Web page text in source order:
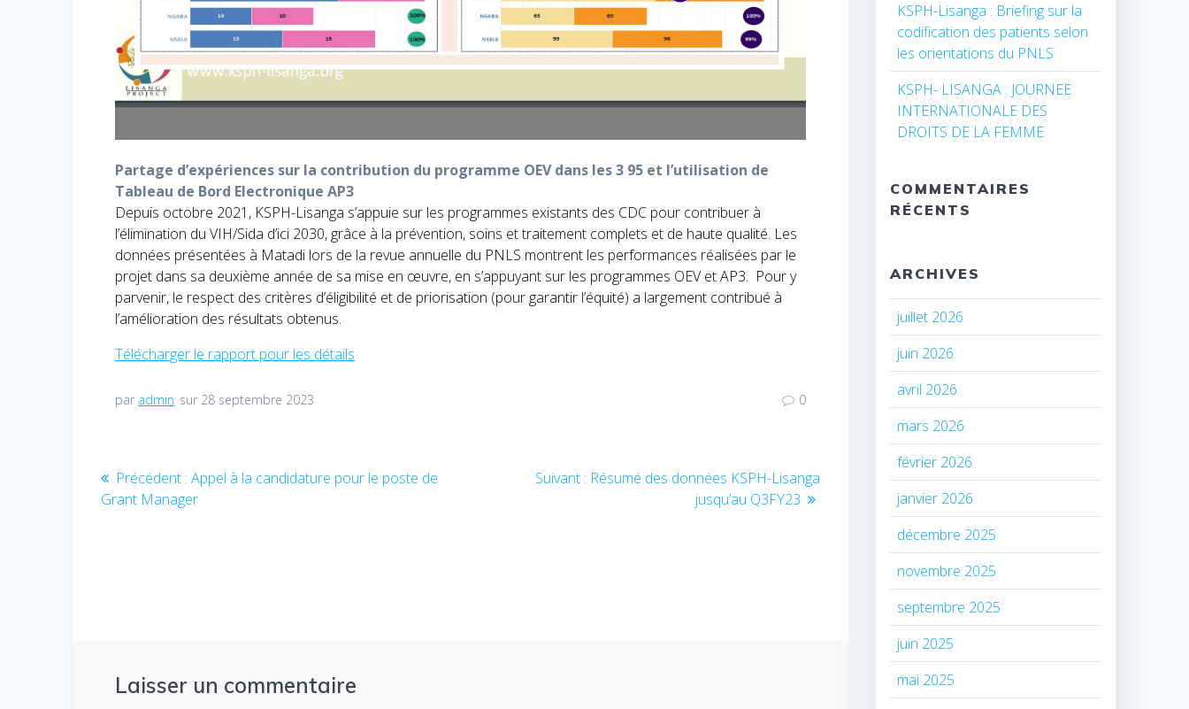
Partage d’expériences sur la contribution du programme OEV dans les 3 95 et l’utilisation de
Tableau de Bord Electronique AP3
Depuis octobre 2021, KSPH-Lisanga s’appuie sur les programmes existants des CDC pour contribuer à
l’élimination du VIH/Sida d’ici 2030, grâce à la prévention, soins et traitement complets et de haute qualité. Les
données présentées à Matadi lors de la revue annuelle du PNLS montrent les performances réalisées par le
projet dans sa deuxième année de sa mise en œuvre, en s’appuyant sur les programmes OEV et AP3. Pour y
parvenir, le respect des critères d’éligibilité et de priorisation (pour garantir l’équité) a largement contribué à
l’amélioration des résultats obtenus.
Télécharger le rapport pour les détails
par admin sur 28 septembre 2023 0
Navigation
de
Précédent : Article
précédent
Appel à la candidature pour le poste de
Grant Manager
Suivant : Article
Résumé des données KSPH-Lisanga
jusqu’au Q3FY23
Laisser un commentaire
KSPH-Lisanga : Briefing sur la
codification des patients selon
les orientations du PNLS
KSPH- LISANGA : JOURNEE
INTERNATIONALE DES
DROITS DE LA FEMME
COMMENTAIRES
RÉCENTS
ARCHIVES
juillet 2026
juin 2026
avril 2026
mars 2026
février 2026
janvier 2026
décembre 2025
novembre 2025
septembre 2025
juin 2025
mai 2025